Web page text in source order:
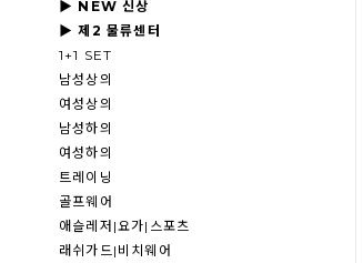
▶ NEW 신상
▶ 제2 물류센터
1+1 SET
남성상의
여성상의
남성하의
여성하의
트레이닝
골프웨어
애슬레저|요가|스포츠
래쉬가드|비치웨어